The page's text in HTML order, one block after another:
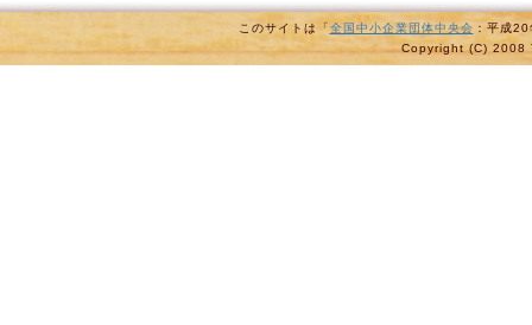
このサイトは「全国中小企業団体中央会 ：平成
Copyright (C) 2008